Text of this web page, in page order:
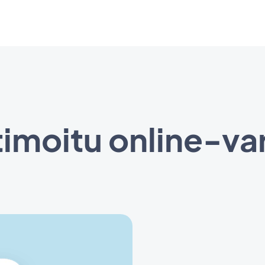
online-